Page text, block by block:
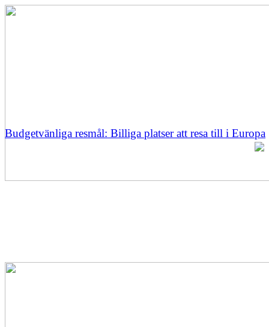
Budgetvänliga resmål: Billiga platser att resa till i Europa